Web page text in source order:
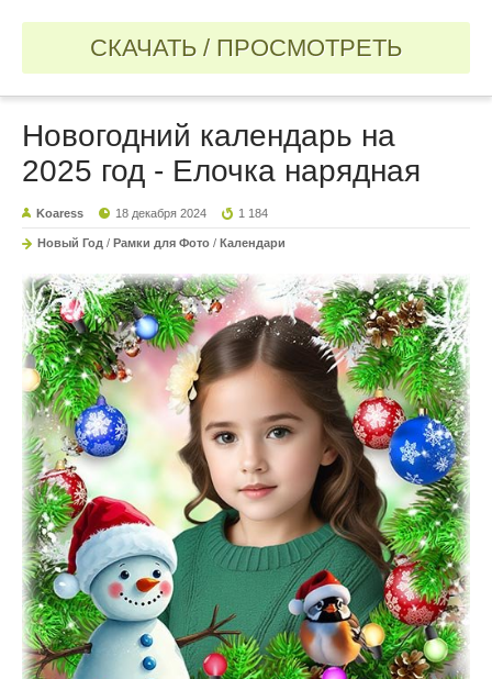
СКАЧАТЬ / ПРОСМОТРЕТЬ
Новогодний календарь на
2025 год - Елочка нарядная
Koaress 18 декабря 2024 1 184
Новый Год / Рамки для Фото / Календари